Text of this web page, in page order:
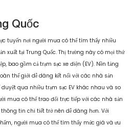
Quốc
tuyến nơi người mua có thể tìm thấy nhiều
xuất tại Trung Quốc. Thị trường này có mọi thứ
bao gồm cả trạm sạc xe điện (EV). Nền tảng
thế giới dễ dàng kết nối với các nhà sản
qua nhiều trạm sạc EV khác nhau và so
mua có thể trao đổi trực tiếp với các nhà sản
tin chi tiết trở nên dễ dàng hơn. Với
người mua có thể tìm thấy mức giá và ưu